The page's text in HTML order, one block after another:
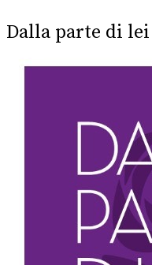
Dalla parte di lei